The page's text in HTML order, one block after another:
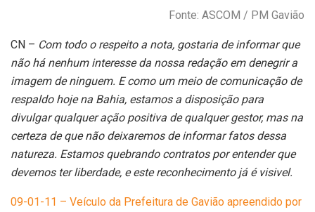
Fonte: ASCOM / PM Gavião
CN – Com todo o respeito a nota, gostaria de informar que
não há nenhum interesse da nossa redação em denegrir a
imagem de ninguem. E como um meio de comunicação de
respaldo hoje na Bahia, estamos a disposição para
divulgar qualquer ação positiva de qualquer gestor, mas na
certeza de que não deixaremos de informar fatos dessa
natureza. Estamos quebrando contratos por entender que
devemos ter liberdade, e este reconhecimento já é visivel.
09-01-11 – Veículo da Prefeitura de Gavião apreendido por